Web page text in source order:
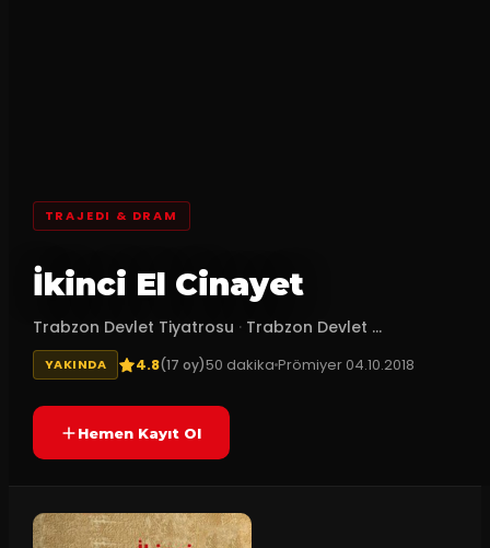
TRAJEDI & DRAM
İkinci El Cinayet
Trabzon Devlet Tiyatrosu · Trabzon Devlet ...
YAKINDA 4.8(17 oy)50 dakikaPrömiyer 04.10.2018
Hemen Kayıt Ol